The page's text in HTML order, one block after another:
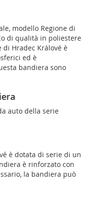
modello Regione di
di qualità in poliestere
di Hradec Králové è
ed è
bandiera sono
auto della serie
è dotata di serie di un
è rinforzato con
la bandiera può